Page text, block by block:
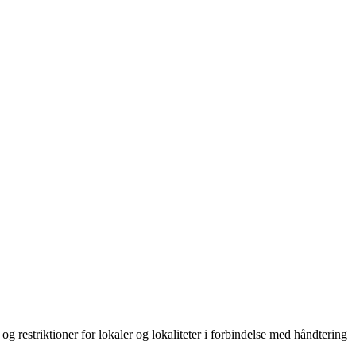
restriktioner for lokaler og lokaliteter i forbindelse med håndtering